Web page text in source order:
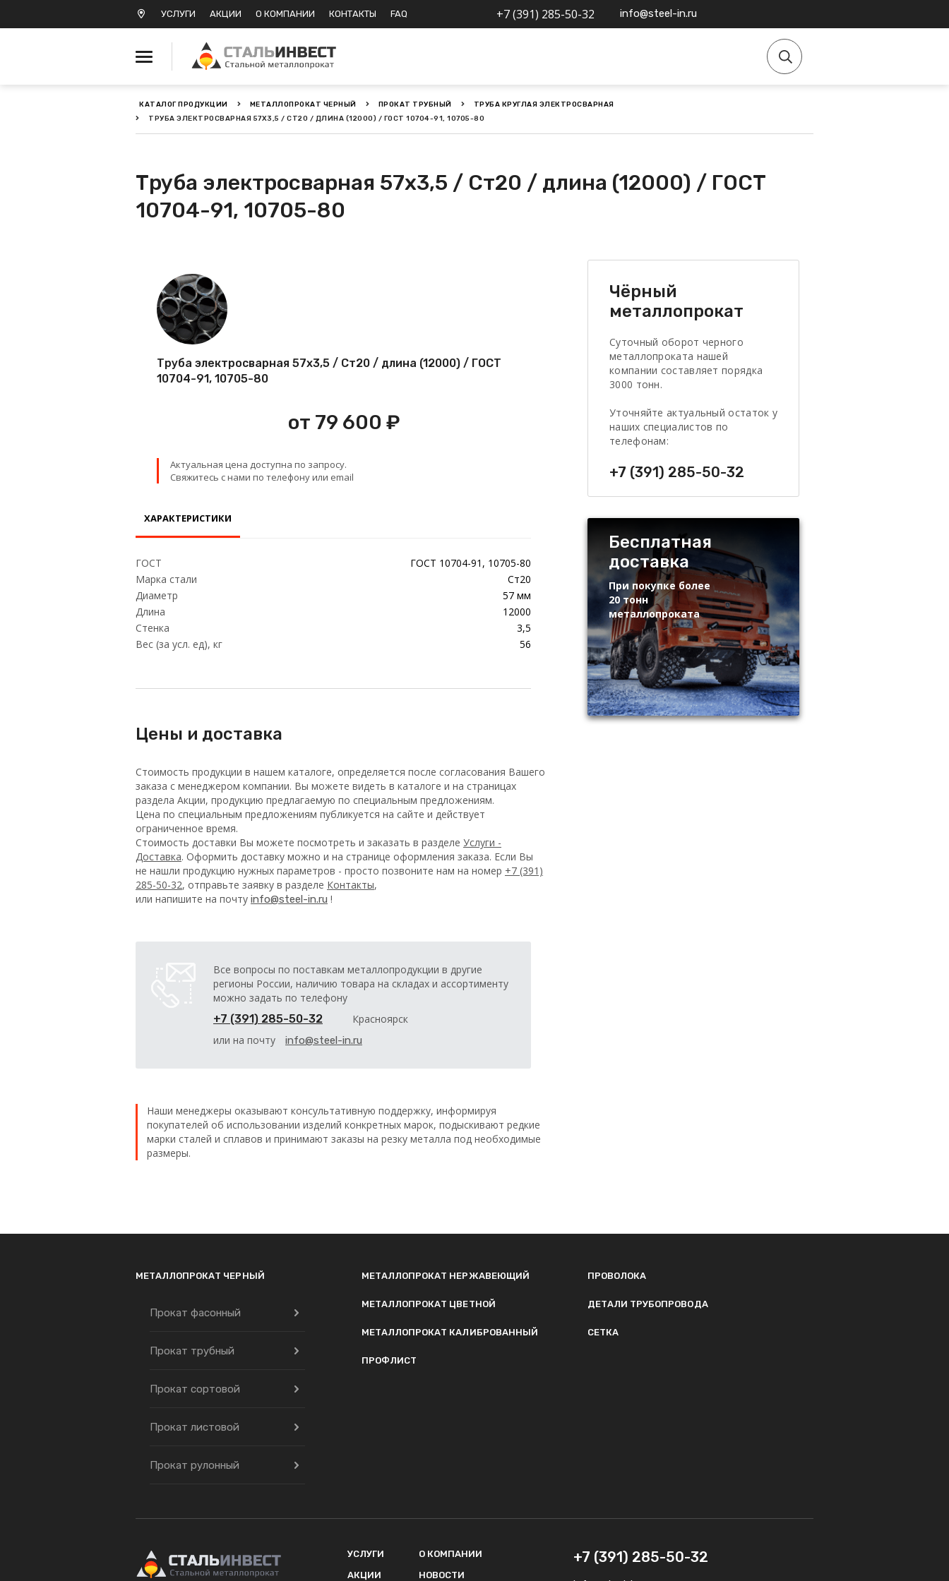
УСЛУГИ АКЦИИ О КОМПАНИИ КОНТАКТЫ FAQ +7 (391) 285-50-32 info@steel-in.ru
нержавеющий
Металлопрокат цветной
Профлист
Проволока
Детали трубопровода
КАТАЛОГ ПРОДУКЦИИ МЕТАЛЛОПРОКАТ ЧЕРНЫЙ ПРОКАТ ТРУБНЫЙ
ТРУБА КРУГЛАЯ ЭЛЕКТРОСВАРНАЯ
ТРУБА ЭЛЕКТРОСВАРНАЯ 57Х3,5 / СТ20 / ДЛИНА (12000) / ГОСТ 10704-91, 10705-80
Труба электросварная 57х3,5 / Ст20 / длина (12000) / ГОСТ
10704-91, 10705-80
Труба электросварная 57х3,5 / Ст20 / длина (12000) / ГОСТ
10704-91, 10705-80
от 79 600 ₽
Актуальная цена доступна по запросу.
Свяжитесь с нами по телефону или email
ХАРАКТЕРИСТИКИ
ГОСТ
ГОСТ 10704-91, 10705-80
Марка стали
Ст20
Диаметр
57 мм
Длина
12000
Стенка
3,5
Вес (за усл. ед), кг
56
Цены и доставка
Стоимость продукции в нашем каталоге, определяется после согласования Вашего
заказа с менеджером компании. Вы можете видеть в каталоге и на страницах
раздела Акции, продукцию предлагаемую по специальным предложениям.
Цена по специальным предложениям публикуется на сайте и действует
ограниченное время.
Стоимость доставки Вы можете посмотреть и заказать в разделе Услуги -
Доставка. Оформить доставку можно и на странице оформления заказа. Если Вы
не нашли продукцию нужных параметров - просто позвоните нам на номер +7 (391)
285-50-32, отправьте заявку в разделе Контакты,
или напишите на почту info@steel-in.ru !
Все вопросы по поставкам металлопродукции в другие
регионы России, наличию товара на складах и ассортименту
можно задать по телефону
+7 (391) 285-50-32
Красноярск
или на почту
info@steel-in.ru
Наши менеджеры оказывают консультативную поддержку, информируя
покупателей об использовании изделий конкретных марок, подыскивают редкие
марки сталей и сплавов и принимают заказы на резку металла под необходимые
размеры.
Чёрный
металлопрокат
Суточный оборот черного
металлопроката нашей
компании составляет порядка
3000 тонн.
Уточняйте актуальный остаток у
наших специалистов по
телефонам:
+7 (391) 285-50-32
Бесплатная
доставка
При покупке более
20 тонн
металлопроката
МЕТАЛЛОПРОКАТ ЧЕРНЫЙ
Прокат фасонный
Прокат трубный
Прокат сортовой
Прокат листовой
Прокат рулонный
МЕТАЛЛОПРОКАТ НЕРЖАВЕЮЩИЙ
МЕТАЛЛОПРОКАТ ЦВЕТНОЙ
МЕТАЛЛОПРОКАТ КАЛИБРОВАННЫЙ
ПРОФЛИСТ
ПРОВОЛОКА
ДЕТАЛИ ТРУБОПРОВОДА
СЕТКА
УСЛУГИ
АКЦИИ
О КОМПАНИИ
НОВОСТИ
+7 (391) 285-50-32